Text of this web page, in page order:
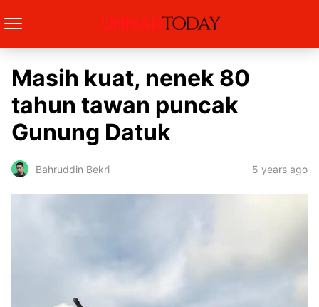
Masih kuat, nenek 80
tahun tawan puncak
Gunung Datuk
Bahruddin Bekri 5 years ago